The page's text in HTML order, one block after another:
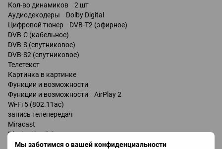
Мы заботимся о вашей конфиденциальности
Кол-во динамиков 2 шт
Аудиодекодеры Dolby Digital
Цифровой тюнер DVB-T2 (эфирное)
DVB-C (кабельное)
DVB-S (спутниковое)
DVB-S2 (спутниковое)
Телетекст
Картинка в картинке
Функции и возможности
Функции и возможности AirPlay 2
Wi-Fi 5 (802.11ac)
запись телепередач
Miracast
Bluetooth v 5.0
поддержка DLNA